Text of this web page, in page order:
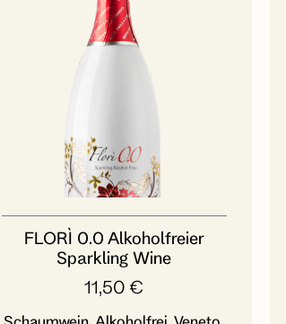
FLORÌ 0.0 Alkoholfreier
Sparkling Wine
11,50€